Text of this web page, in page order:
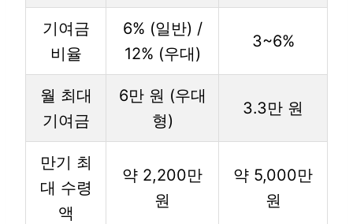
기여금
비율
6% (일반) /
12% (우대)
3~6%
월 최대
기여금
6만 원 (우대
형)
3.3만 원
만기 최
대 수령
액
약 2,200만
원
약 5,000만
원